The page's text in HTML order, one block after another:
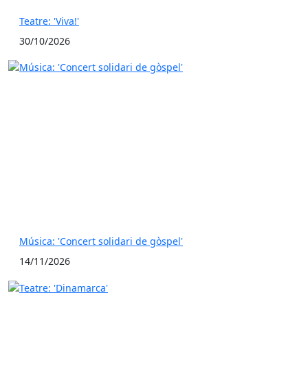
Teatre: 'Viva!'
30/10/2026
Música: 'Concert solidari de gòspel'
14/11/2026